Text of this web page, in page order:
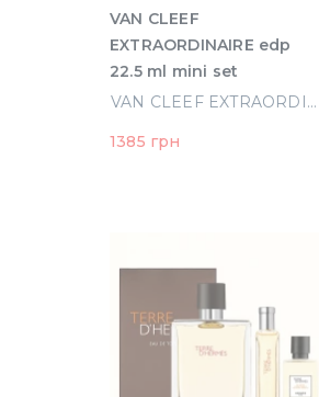
VAN CLEEF
EXTRAORDINAIRE edp
22.5 ml mini set
(7.5 california reverie +7.5
amara) (U)
VAN CLEEF EXTRAORDINAIRE edp 22.5 ml mini set (7.5 california reverie +7.5 santal blanc+7.5 neroli amara) (U)
1385 грн